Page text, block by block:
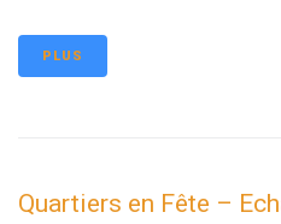
PLUS
Quartiers en Fête –